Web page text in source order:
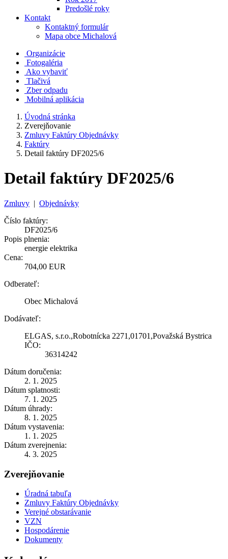
Predošlé roky
Kontakt
Kontaktný formulár
Mapa obce Michalová
Organizácie
Fotogaléria
Ako vybaviť
Tlačivá
Zber odpadu
Mobilná aplikácia
Úvodná stránka
Zverejňovanie
Zmluvy Faktúry Objednávky
Faktúry
Detail faktúry DF2025/6
Detail faktúry DF2025/6
Zmluvy | Objednávky
Číslo faktúry:
DF2025/6
Popis plnenia:
energie elektrika
Cena:
704,00 EUR
Odberateľ:
Obec Michalová
Dodávateľ:
ELGAS, s.r.o.,Robotnícka 2271,01701,Považská Bystrica
IČO:
36314242
Dátum doručenia:
2. 1. 2025
Dátum splatnosti:
7. 1. 2025
Dátum úhrady:
8. 1. 2025
Dátum vystavenia:
1. 1. 2025
Dátum zverejnenia:
4. 3. 2025
Zverejňovanie
Úradná tabuľa
Zmluvy Faktúry Objednávky
Verejné obstarávanie
VZN
Hospodárenie
Dokumenty